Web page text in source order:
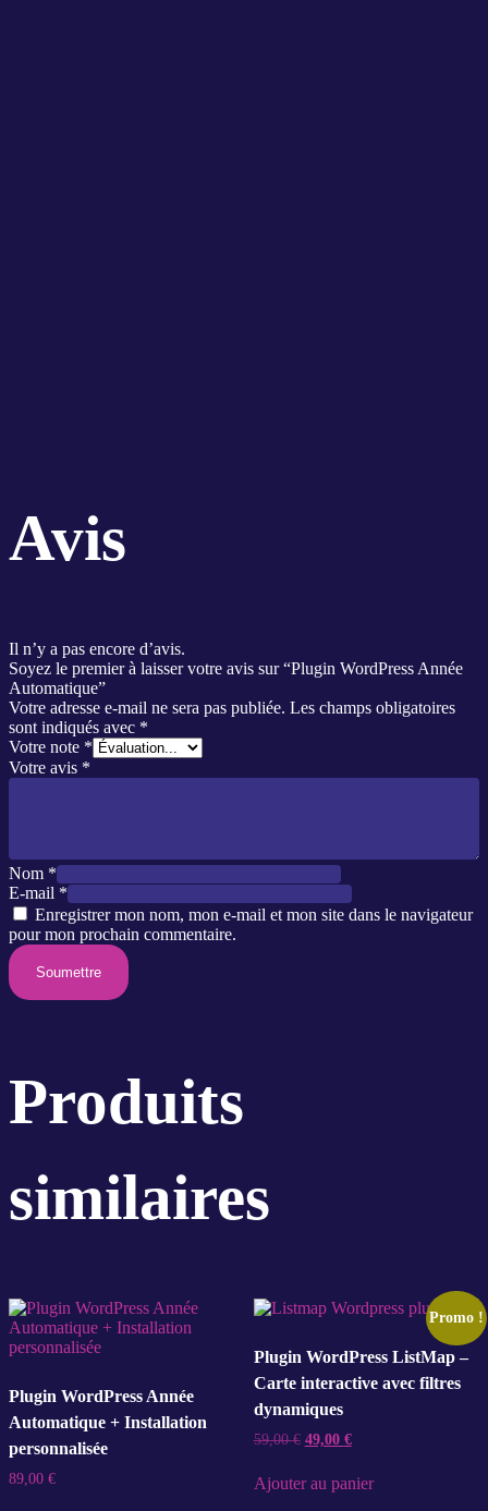
Avis
Il n’y a pas encore d’avis.
Soyez le premier à laisser votre avis sur “Plugin WordPress Année
Automatique”
Votre adresse e-mail ne sera pas publiée. Les champs obligatoires
sont indiqués avec *
Votre note *
Votre avis *
Nom *
E-mail *
Enregistrer mon nom, mon e-mail et mon site dans le navigateur
pour mon prochain commentaire.
Produits
similaires
Plugin WordPress Année
Automatique + Installation
personnalisée
89,00 €
Promo !
Plugin WordPress ListMap –
Carte interactive avec filtres
dynamiques
59,00€ 49,00 €
Ajouter au panier